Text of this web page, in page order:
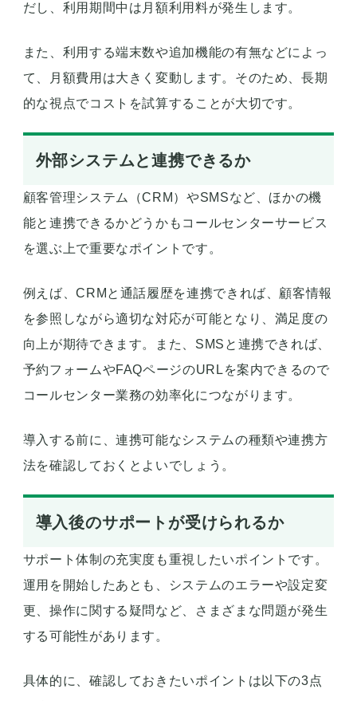
だし、利用期間中は月額利用料が発生します。
また、利用する端末数や追加機能の有無などによっ
て、月額費用は大きく変動します。そのため、長期
的な視点でコストを試算することが大切です。
外部システムと連携できるか
顧客管理システム（CRM）やSMSなど、ほかの機
能と連携できるかどうかもコールセンターサービス
を選ぶ上で重要なポイントです。
例えば、CRMと通話履歴を連携できれば、顧客情報
を参照しながら適切な対応が可能となり、満足度の
向上が期待できます。また、SMSと連携できれば、
予約フォームやFAQページのURLを案内できるので
コールセンター業務の効率化につながります。
導入する前に、連携可能なシステムの種類や連携方
法を確認しておくとよいでしょう。
導入後のサポートが受けられるか
サポート体制の充実度も重視したいポイントです。
運用を開始したあとも、システムのエラーや設定変
更、操作に関する疑問など、さまざまな問題が発生
する可能性があります。
具体的に、確認しておきたいポイントは以下の3点